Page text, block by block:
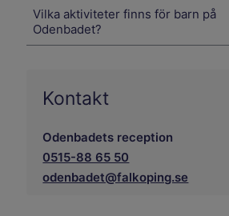
Vilka aktiviteter finns för barn på
Odenbadet?
Kontakt
Odenbadets reception
0515-88 65 50
odenbadet@falkoping.se